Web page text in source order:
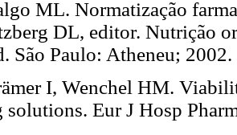
ML. Normatização
DL, editor. Nutrição
São Paulo: Atheneu;
I, Wenchel HM.
solutions. Eur J Hosp